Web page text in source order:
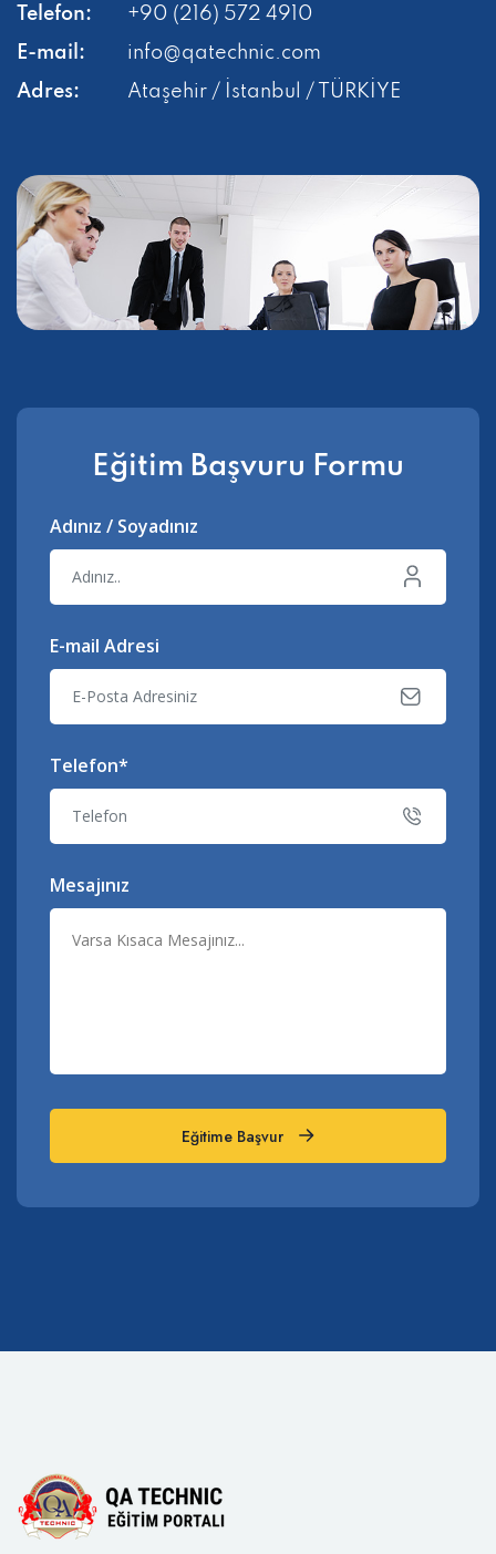
Telefon:
+90 (216) 572 4910
E-mail:
info@qatechnic.com
Adres:
Ataşehir / İstanbul / TÜRKİYE
Eğitim Başvuru Formu
Adınız / Soyadınız
E-mail Adresi
Telefon*
Mesajınız
Eğitime Başvur
Eğitime Başvur